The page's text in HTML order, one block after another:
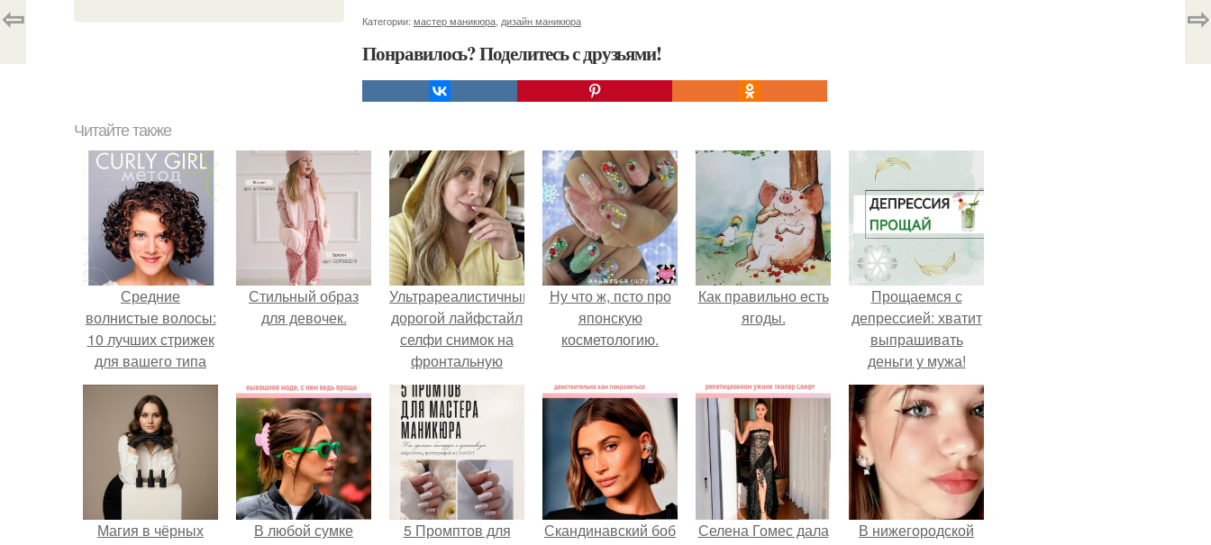
Категории: мастер маникюра дизайн маникюра
Понравилось? Поделитесь с друзьями!
⇦ ⇨
Читайте также
Средние
волнистые волосы:
10 лучших стрижек
для вашего типа
волос
Стильный образ
для девочек.
Ультрареалистичный
дорогой лайфстайл
селфи снимок на
фронтальную
камеру.
Ну что ж, псто про
японскую
косметологию.
Как правильно eсть
ягоды.
Прощаемся с
депрессией: хватит
выпрашивать
деньги у мужа!
Магия в чёрных
В любой сумке
5 Промптов для
Скандинавский боб
Селена Гомес дала
В нижегородской